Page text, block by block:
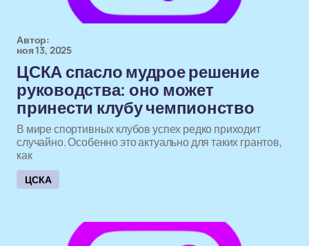
Автор:
ноя 13, 2025
ЦСКА спасло мудрое решение
руководства: оно может
принести клубу чемпионство
В мире спортивных клубов успех редко приходит
случайно. Особенно это актуально для таких грантов,
как
ЦСКА